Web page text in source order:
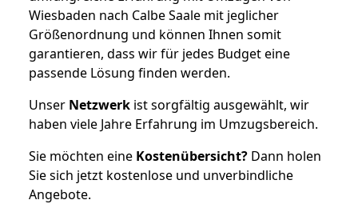
Wiesbaden nach Calbe Saale mit jeglicher
Größenordnung und können Ihnen somit
garantieren, dass wir für jedes Budget eine
passende Lösung finden werden.
Unser Netzwerk ist sorgfältig ausgewählt, wir
haben viele Jahre Erfahrung im Umzugsbereich.
Sie möchten eine Kostenübersicht? Dann holen
Sie sich jetzt kostenlose und unverbindliche
Angebote.